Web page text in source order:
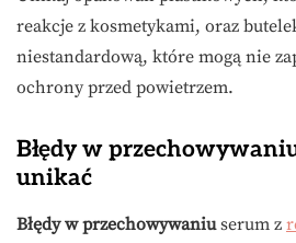
reakcje z kosmetykami, oraz
niestandardową, które mogą nie
ochrony przed powietrzem.
Błędy w
unikać
Błędy w przechowywaniuserum z